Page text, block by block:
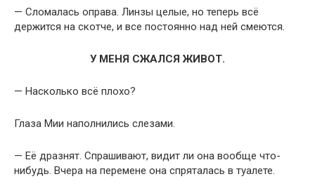
— Сломалась оправа. Линзы целые, но теперь всё
держится на скотче, и все постоянно над ней смеются.
У МЕНЯ СЖАЛСЯ ЖИВОТ.
— Насколько всё плохо?
Глаза Мии наполнились слезами.
— Её дразнят. Спрашивают, видит ли она вообще что-
нибудь. Вчера на перемене она спряталась в туалете.